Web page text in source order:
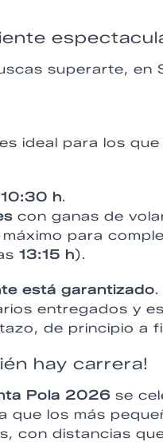
superarte, en
ideal para los
10:30 h.
con ganas de
para
13:15 h).
está garantizado.
entregados y
de principio a
hay carrera!
Pola 2026 se
que los más
con distancias